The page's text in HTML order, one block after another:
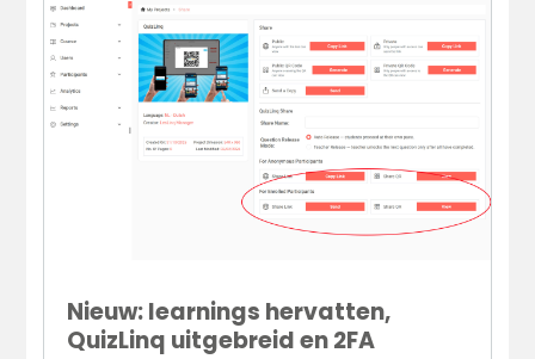
Nieuw: learnings hervatten,
QuizLinq uitgebreid en 2FA